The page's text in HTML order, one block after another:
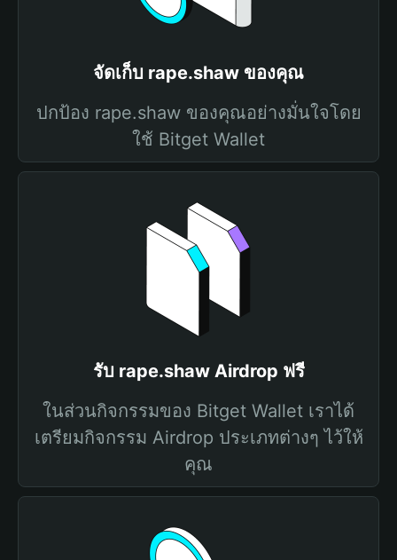
จัดเก็บ rape.shaw ของคุณ
ปกป้อง rape.shaw ของคุณอย่างมั่นใจโดย
ใช้ Bitget Wallet
รับ rape.shaw Airdrop ฟรี
ในส่วนกิจกรรมของ Bitget Wallet เราได้
เตรียมกิจกรรม Airdrop ประเภทต่างๆ ไว้ให้
คุณ